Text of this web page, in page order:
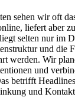
sehen wir oft
liefert aber
selten nur im
und die
werden. Wir
und
betrifft
und